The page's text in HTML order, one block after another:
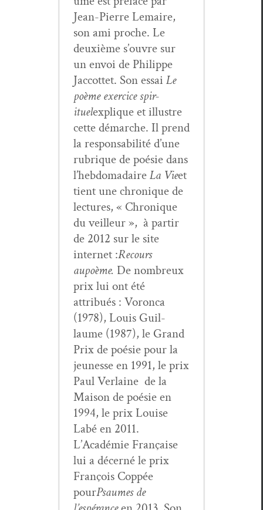
Jean-Pierre Lemaire,
son ami proche. Le
deux­ième s’ouvre sur
un envoi de Philippe
Jac­cot­tet. Son essai Le
poème exer­ci­ce spir­
ituelexplique et illus­tre
cette démarche. Il prend
la respon­s­abil­ité d’une
rubrique de poésie dans
l’hebdomadaireLa Vieet
tient une chronique de
lec­tures, « Chronique
du veilleur », à par­tir
de 2012 sur le site
inter­net :Recours
aupoème. De nom­breux
prix lui ont été
attribués : Voron­ca
(1978), Louis Guil­
laume (1987), le Grand
Prix de poésie pour la
jeunesse en 1991, le prix
Paul Ver­laine de la
Mai­son de poésie en
1994, le prix Louise
Labé en 2011.
L’Académie Française
lui a décerné le prix
François Cop­pée
pourPsaumes de